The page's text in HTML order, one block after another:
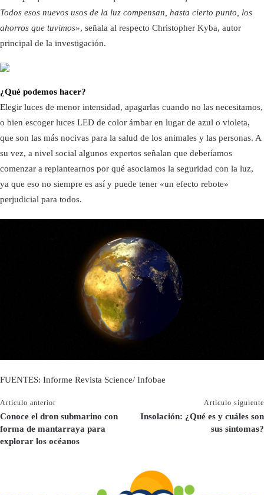
Todos esos nuevos usos de la luz compensan, hasta cierto punto, los
ahorros que tuvimos», señala al respecto Christopher Kyba, autor
principal de la investigación.
¿Qué podemos hacer?
Elegir luces de menor intensidad, apagarlas cuando no las necesitamos,
o bien escoger luces LED de color ámbar en lugar de azul o violeta,
que son las más nocivas para la salud de los animales y las personas. A
su vez, a nivel social algunos expertos señalan que deberíamos
comenzar a replantearnos por qué asociamos la seguridad con la luz,
ya que eso no siempre es así y puede tener «un efecto rebote»
perjudicial para todos.
FUENTES: Informe Revista Science/ Infobae
Artículo anterior
Conoce el dron submarino con
forma de mantarraya para
explorar los océanos
Artículo siguiente
Insolación: ¿Qué es y cuáles son
sus síntomas?